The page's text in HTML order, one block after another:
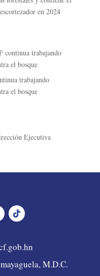
en 2024
continua trabajando
el bosque
trabajando
el bosque
Ejecutiva
M.D.C.